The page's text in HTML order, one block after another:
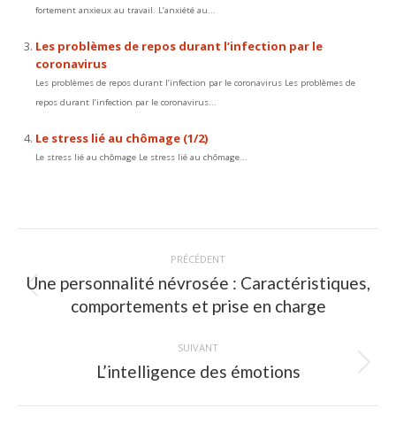
fortement anxieux au travail. L’anxiété au...
Les problèmes de repos durant l’infection par le
coronavirus
Les problèmes de repos durant l’infection par le coronavirus Les problèmes de
repos durant l’infection par le coronavirus...
Le stress lié au chômage (1/2)
Le stress lié au chômage Le stress lié au chômage...
PRÉCÉDENT
Article
précédent
Une personnalité névrosée : Caractéristiques,
comportements et prise en charge
SUIVANT
Article
:
L’intelligence des émotions